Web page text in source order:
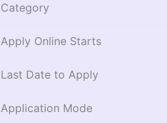
Category
Apply Online Starts
Last Date to Apply
Application Mode